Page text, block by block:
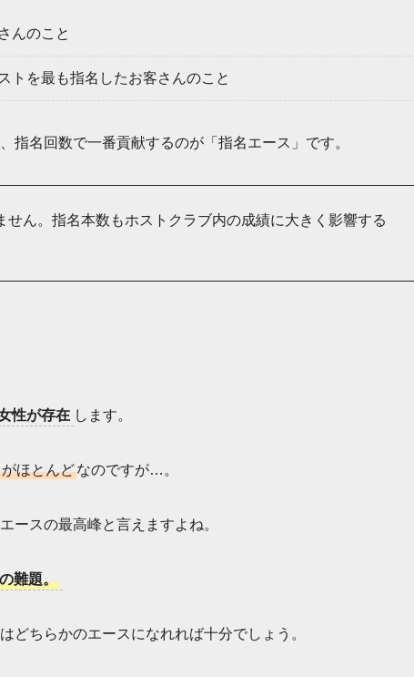
んのこと
を最も指名したお客さんのこと
指名回数で一番貢献するのが「指名エース」です。
ん。指名本数もホストクラブ内の成績に大きく影響する
性が存在 します。
ほとんどなのですが…。
ースの最高峰と言えますよね。
難題。
どちらかのエースになれれば十分でしょう。